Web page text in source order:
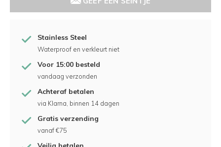
Stainless Steel
Waterproof en verkleurt niet
Voor 15:00 besteld
vandaag verzonden
Achteraf betalen
via Klarna, binnen 14 dagen
Gratis verzending
vanaf €75